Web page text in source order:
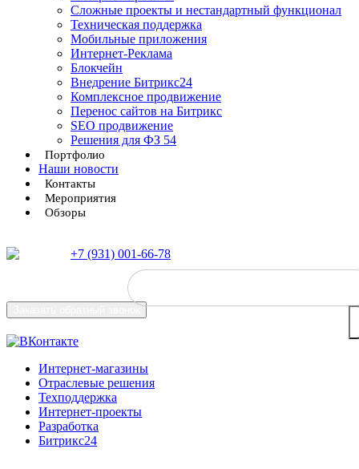
Сложные проекты и нестандартный функционал
Teхническая поддержка
Мобильные приложения
Интернет-Реклама
Блокчейн
Внедрение Битрикс24
Комплексное продвижение
Перенос сайтов на Битрикс
SEO продвижение
Решения для ФЗ 54
Портфолио
Наши новости
Контакты
Мероприятия
Обзоры
+7 (931) 001-66-78
Интернет-магазины
Отраслевые решения
Техподдержка
Интернет-проекты
Разработка
Битрикс24